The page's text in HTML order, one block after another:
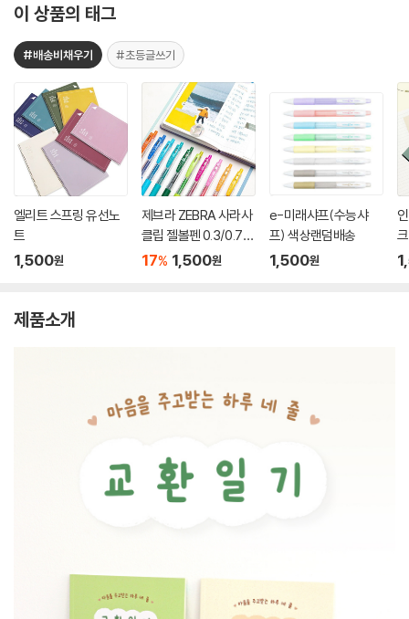
이 상품의 태그
#배송비채우기 #초등글쓰기
엘리트 스프링 유선노
트
1,500원
제브라 ZEBRA 사라사
클립 젤볼펜 0.3/0.7m
m
17% 1,500원
e-미래샤프(수능샤
프) 색상랜덤배송
1,500원
크
제품소개